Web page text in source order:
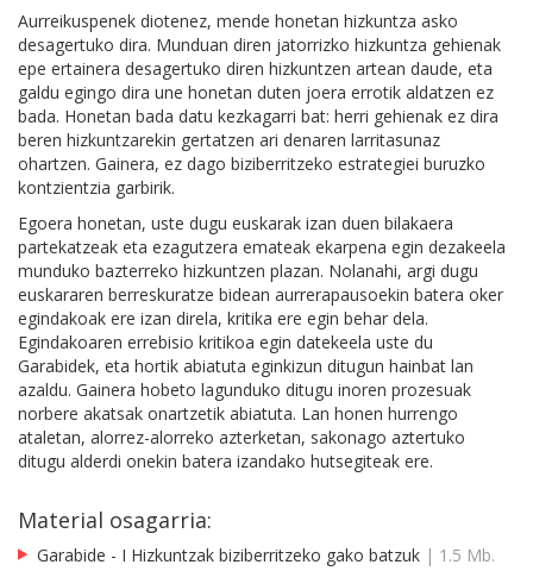
Aurreikuspenek diotenez, mende honetan hizkuntza asko
desagertuko dira. Munduan diren jatorrizko hizkuntza gehienak
epe ertainera desagertuko diren hizkuntzen artean daude, eta
galdu egingo dira une honetan duten joera errotik aldatzen ez
bada. Honetan bada datu kezkagarri bat: herri gehienak ez dira
beren hizkuntzarekin gertatzen ari denaren larritasunaz
ohartzen. Gainera, ez dago biziberritzeko estrategiei buruzko
kontzientzia garbirik.
Egoera honetan, uste dugu euskarak izan duen bilakaera
partekatzeak eta ezagutzera emateak ekarpena egin dezakeela
munduko bazterreko hizkuntzen plazan. Nolanahi, argi dugu
euskararen berreskuratze bidean aurrerapausoekin batera oker
egindakoak ere izan direla, kritika ere egin behar dela.
Egindakoaren errebisio kritikoa egin datekeela uste du
Garabidek, eta hortik abiatuta eginkizun ditugun hainbat lan
azaldu. Gainera hobeto lagunduko ditugu inoren prozesuak
norbere akatsak onartzetik abiatuta. Lan honen hurrengo
ataletan, alorrez-alorreko azterketan, sakonago aztertuko
ditugu alderdi onekin batera izandako hutsegiteak ere.
Material osagarria:
Garabide - I Hizkuntzak biziberritzeko gako batzuk | 1.5 Mb.